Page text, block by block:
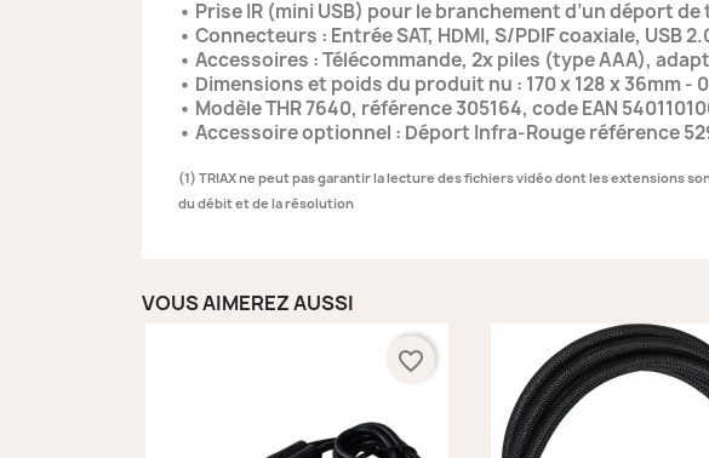
• Prise IR (mini USB) pour le branchement d’un déport
• Connecteurs : Entrée SAT, HDMI, S/PDIF coaxiale,
• Accessoires : Télécommande, 2x piles (type AAA),
• Dimensions et poids du produit nu : 170 x 128 x 36mm
• Modèle THR 7640, référence 305164, code EAN
• Accessoire optionnel : Déport Infra-Rouge référence
(1) TRIAX ne peut pas garantir la lecture des fichiers vidéo dont les extensions
du débit et de la résolution
VOUS AIMEREZ AUSSI
favorite_border